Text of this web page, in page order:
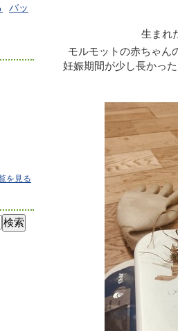
バッ
を見る
生まれ
モルモットの赤ちゃん
妊娠期間が少し長かっ